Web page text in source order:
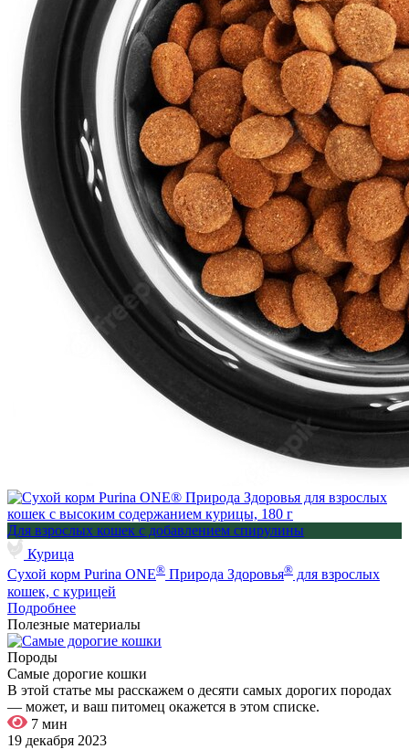
Для взрослых кошек с добавлением спирулины
Курица
Сухой корм Purina ONE® Природа Здоровья® для взрослых
кошек, с курицей
Подробнее
Полезные материалы
Породы
Самые дорогие кошки
В этой статье мы расскажем о десяти самых дорогих породах
— может, и ваш питомец окажется в этом списке.
7 мин
19 декабря 2023